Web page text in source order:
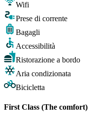
Wifi
Prese di corrente
Bagagli
Accessibilità
Ristorazione a bordo
Aria condizionata
Bicicletta
First Class (The comfort)